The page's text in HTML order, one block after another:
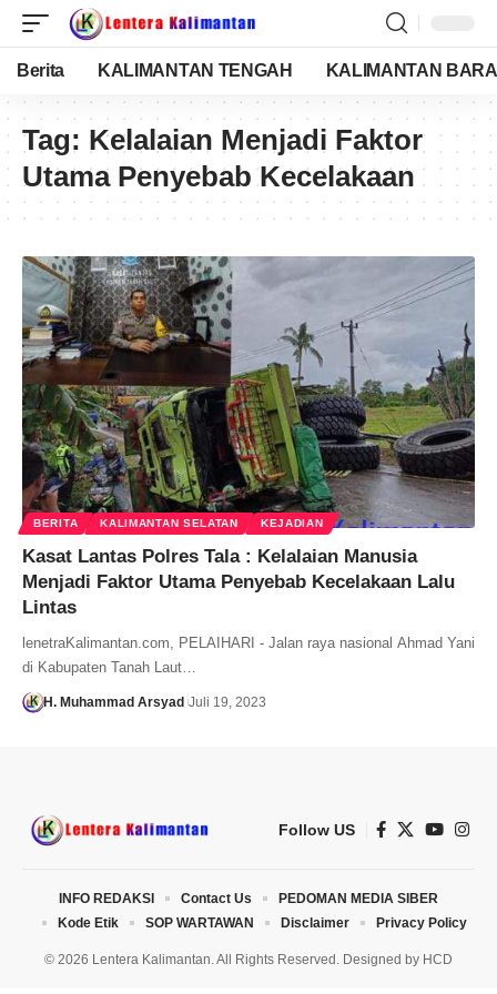
Berita KALIMANTAN TENGAH KALIMANTAN
Tag: Kelalaian Menjadi Faktor
Utama Penyebab Kecelakaan
BERITA KALIMANTAN SELATAN KEJADIAN
Kasat Lantas Polres Tala : Kelalaian Manusia
Menjadi Faktor Utama Penyebab Kecelakaan Lalu
Lintas
lenetraKalimantan.com, PELAIHARI - Jalan raya nasional Ahmad Yani
di Kabupaten Tanah Laut…
H. Muhammad Arsyad Juli 19, 2023
Follow US
© 2026 Lentera Kalimantan. All Rights Reserved. Designed by HCD
INFO REDAKSI Contact Us
PEDOMAN MEDIA SIBER
Kode Etik
SOP WARTAWAN Disclaimer Privacy Policy